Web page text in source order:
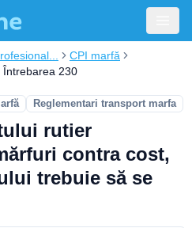
CPI marfă
Întrebarea 230
Reglementari transport marfa
rutier
contra cost,
trebuie să se